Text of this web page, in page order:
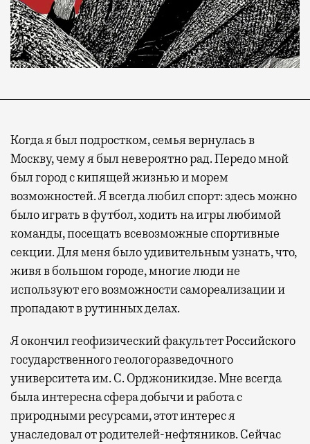
Когда я был подростком, семья вернулась в
Москву, чему я был невероятно рад. Передо мной
был город с кипящей жизнью и морем
возможностей. Я всегда любил спорт: здесь можно
было играть в футбол, ходить на игры любимой
команды, посещать всевозможные спортивные
секции. Для меня было удивительным узнать, что,
живя в большом городе, многие люди не
используют его возможности самореализации и
пропадают в рутинных делах.
Я окончил геофизический факультет Российского
государственного геологоразведочного
университета им. С. Орджоникидзе. Мне всегда
была интересна сфера добычи и работа с
природными ресурсами, этот интерес я
унаследовал от родителей-нефтяников. Сейчас